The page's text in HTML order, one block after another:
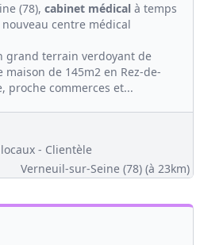
(78), cabinet médical à temps
centre médical
grand terrain verdoyant de
de 145m2 en Rez-de-
proche commerces et...
- Clientèle
Verneuil-sur-Seine (78) (à 23km)